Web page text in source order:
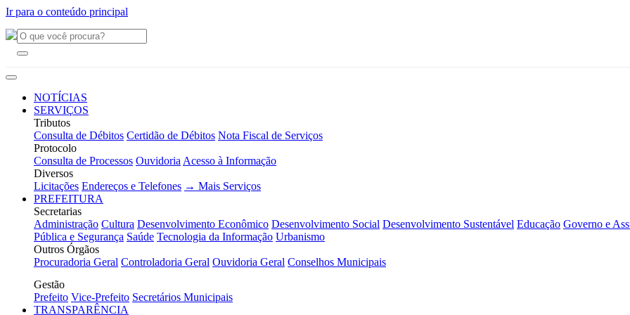
Ir para o conteúdo principal
NOTÍCIAS
SERVIÇOS
Tributos
Consulta de Débitos Certidão de Débitos Nota Fiscal de Serviços
Protocolo
Consulta de Processos Ouvidoria Acesso à Informação
Diversos
Licitações Endereços e Telefones → Mais Serviços
PREFEITURA
Secretarias
Administração Cultura Desenvolvimento Econômico Desenvolvimento Social Desenvolvimento Sustentável Educação Governo e
Pública e Segurança Saúde Tecnologia da Informação Urbanismo
Outros Órgãos
Procuradoria Geral Controladoria Geral Ouvidoria Geral Conselhos Municipais
Gestão
Prefeito Vice-Prefeito Secretários Municipais
TRANSPARÊNCIA